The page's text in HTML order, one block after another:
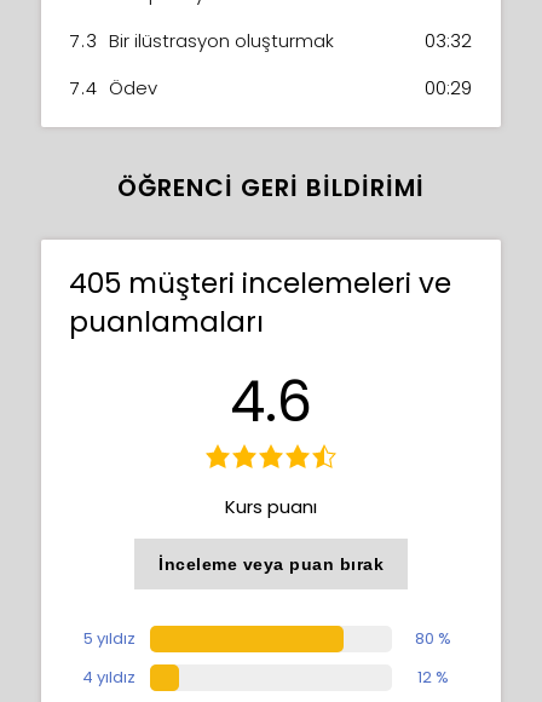
7.3 Bir ilüstrasyon oluşturmak
03:32
7.4 Ödev 00:29
ÖĞRENCI GERI BILDIRIMI
405 müşteri incelemeleri ve
puanlamaları
4.6
Kurs puanı
İnceleme veya puan bırak
5 yıldız
80 %
4 yıldız
12 %